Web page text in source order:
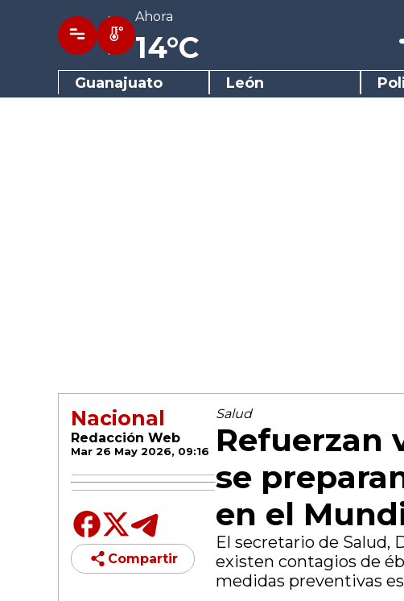
Ahora
14°C
Guanajuato León
Nacional
Redacción Web
Mar 26 May 2026, 09:16
Compartir
Salud
Refuerzan
se
en el
El secretario de Salud,
existen contagios de
medidas preventivas